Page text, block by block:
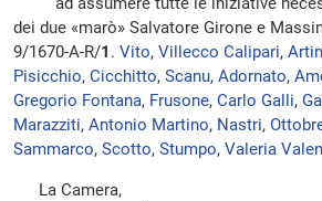
dei due «marò» Salvatore Girone e
9/1670-A-R/1 . Vito, Villecco Calipari,
Pisicchio, Cicchitto, Scanu, Adornato,
Gregorio Fontana, Frusone, Carlo Galli,
Marazziti, Antonio Martino, Nastri,
Sammarco, Scotto, Stumpo, Valeria
La Camera,